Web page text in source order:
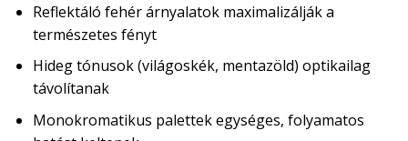
Reflektáló fehér árnyalatok maximalizálják a
természetes fényt
Hideg tónusok (világoskék, mentazöld) optikailag
távolítanak
Monokromatikus palettek egységes, folyamatos